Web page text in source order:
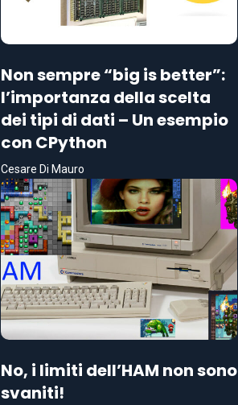
Non sempre “big is better”:
l’importanza della scelta
dei tipi di dati – Un esempio
con CPython
Cesare Di Mauro
No, i limiti dell’HAM non sono
svaniti!